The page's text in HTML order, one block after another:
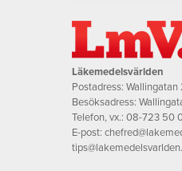
Läkemedelsvärlden
Postadress: Wallingatan
Besöksadress:
Telefon, vx.: 08-723 50
E-post: